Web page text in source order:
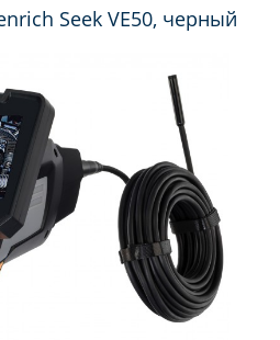
Seek VE50, черный